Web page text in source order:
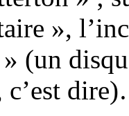
»,
(un
c’est